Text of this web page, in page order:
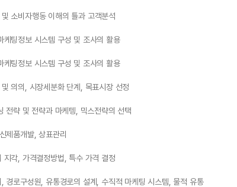
소비자행동 이해의 틀과 고객분석
케팅정보 시스템 구성 및 조사의 활용
케팅정보 시스템 구성 및 조사의 활용
의의, 시장세분화 단계, 목표시장 선정
전략 및 전략과 마케텡, 믹스전략의 선택
제품개발, 상표관리
지각, 가격결정방법, 특수 가격 결정
경로구성원, 유통경로의 설계, 수직적 마케팅 시스템, 물적 유통